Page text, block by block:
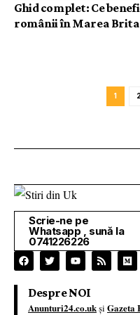
Ghid complet: Ce
românii în Marea
1
Scrie-ne pe
Whatsapp , sună la
0741226226
Despre NOI
Anunturi24.co.ukși Gazeta